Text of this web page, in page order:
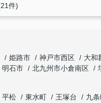
件)
姫路市 神戸市西区
大和
明石市 北九州市小倉南区
平松 東水町 王塚台
九